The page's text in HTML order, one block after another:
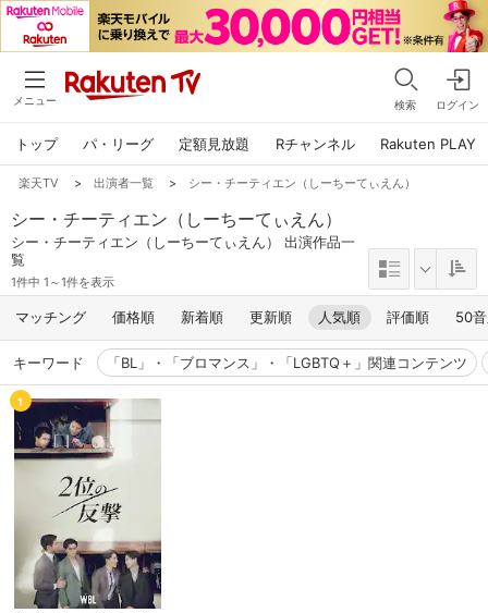
メニュー 検索 ログイン
トップ パ・リーグ 定額見放題 Rチャンネル Rakuten PLAY
楽天TV > 出演者一覧 > シー・チーティエン（しーちーてぃえん）
シー・チーティエン（しーちーてぃえん）
シー・チーティエン（しーちーてぃえん） 出演作品一
覧
1件中 1～1件を表示
マッチング 価格順 新着順 更新順 人気順 評価順 50
キーワード 「BL」・「ブロマンス」・「LGBTQ＋」関連コンテンツ
1